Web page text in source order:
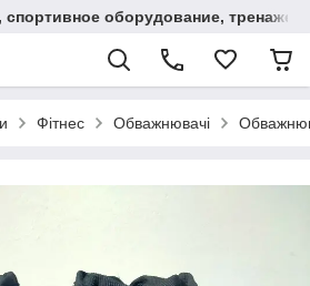
оборудование,
Фітнес Обважнювачі